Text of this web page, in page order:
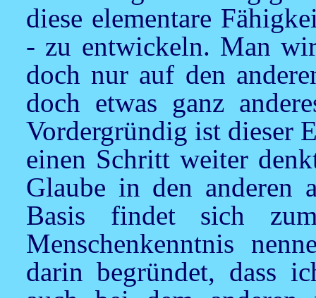
diese elementare
- zu entwickeln. Man
doch nur auf den
doch etwas ganz
Vordergründig ist dieser
einen Schritt weiter
Glaube in den anderen
Basis findet sich
Menschenkenntnis
darin begründet, dass